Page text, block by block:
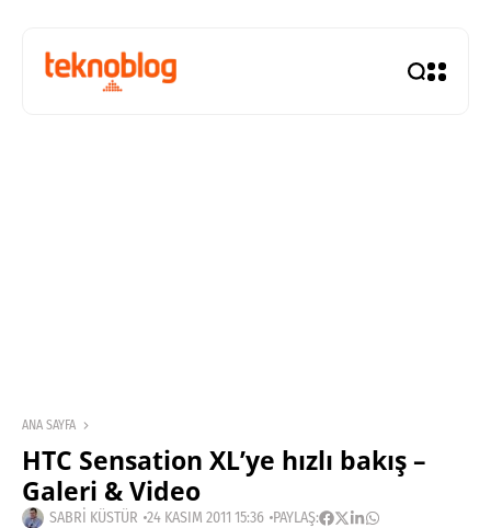
ANA SAYFA
HTC Sensation XL’ye hızlı bakış –
Galeri & Video
SABRI KÜSTÜR 24 KASIM 2011 15:36 PAYLAŞ: